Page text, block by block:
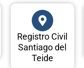
Registro Civil
Santiago del
Teide